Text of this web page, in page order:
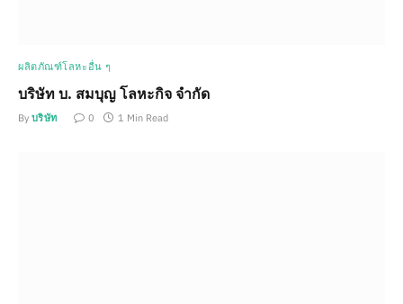
ผลิตภัณฑ์โลหะอื่น ๆ
บริษัท บ. สมบุญ โลหะกิจ จำกัด
By บริษัท 0 1 Min Read